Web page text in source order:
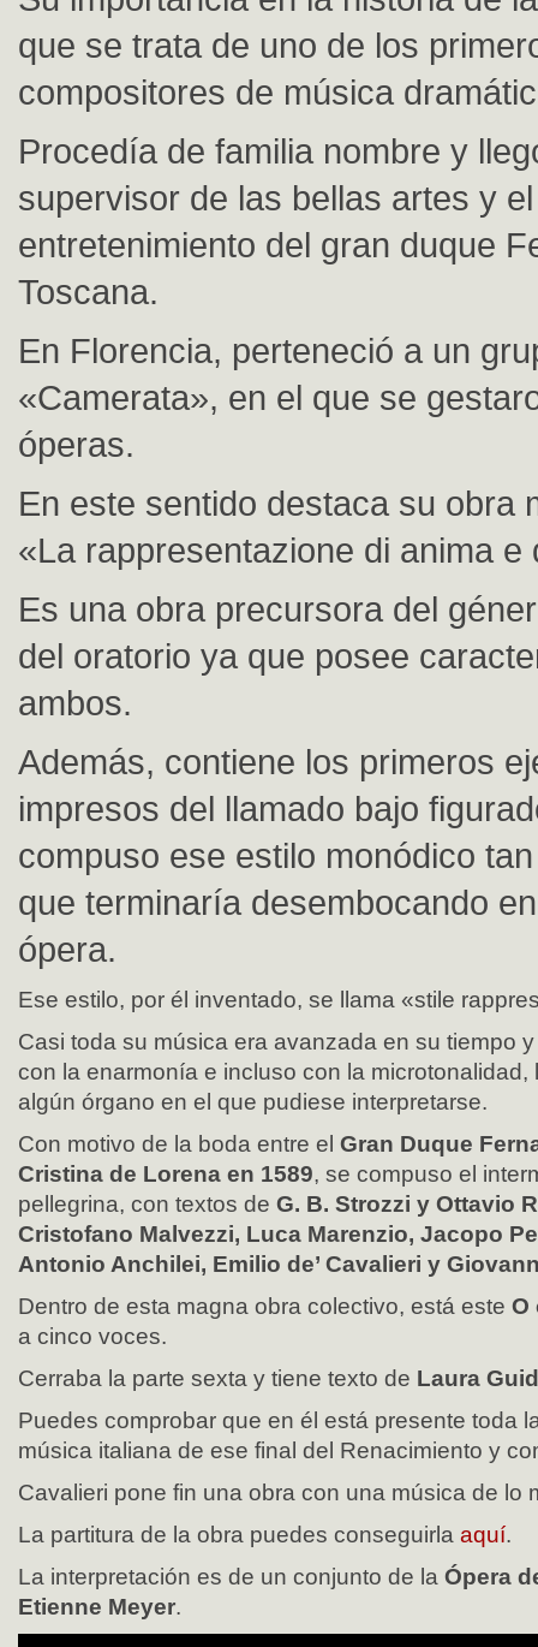
que se trata de uno de los
compositores de música
Procedía de familia nombre y
supervisor de las bellas artes y el
entretenimiento del gran duque
Toscana.
En Florencia, perteneció a un
«Camerata», en el que se
óperas.
En este sentido destaca su obra
«La rappresentazione di anima e
Es una obra precursora del
del oratorio ya que posee
ambos.
Además, contiene los primeros
impresos del llamado bajo
compuso ese estilo monódico
que terminaría desembocando
ópera.
Ese estilo, por él inventado, se llama «stile
Casi toda su música era avanzada en su tiempo
con la enarmonía e incluso con la
algún órgano en el que pudiese interpretarse.
Con motivo de la boda entre el Gran Duque
Cristina de Lorena en 1589, se compuso el
pellegrina, con textos de G. B. Strozzi y Ottavio
Cristofano Malvezzi, Luca Marenzio, Jacopo
Antonio Anchilei, Emilio de’ Cavalieri y
Dentro de esta magna obra colectivo, está este O
a cinco voces.
Cerraba la parte sexta y tiene texto de Laura
Puedes comprobar que en él está presente toda
música italiana de ese final del Renacimiento y
Cavalieri pone fin una obra con una música de lo
La partitura de la obra puedes conseguirla aquí.
La interpretación es de un conjunto de la Ópera
Etienne Meyer.